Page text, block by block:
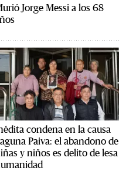
Jorge Messi a los 68
condena en la causa
Paiva: el abandono de
y niños es delito de lesa